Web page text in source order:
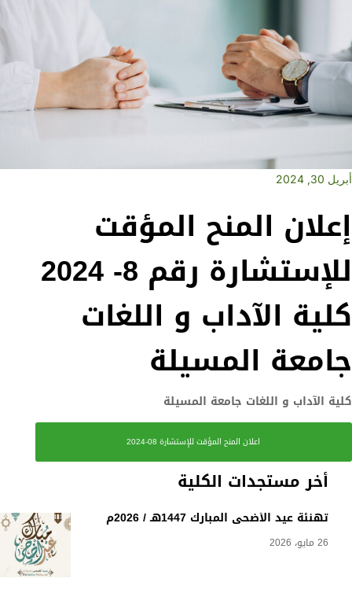
أخر مستجدات الكلية
تهنئة عيد الأضحى المبارك 1447هـ / 2026م
26 مايو، 2026
أبريل 30, 2024
إعلان المنح المؤقت
للإستشارة رقم 8- 2024
كلية الآداب و اللغات
جامعة المسيلة
كلية الآداب و اللغات جامعة المسيلة
اعلان المنح المؤقت للإستشارة 08-2024